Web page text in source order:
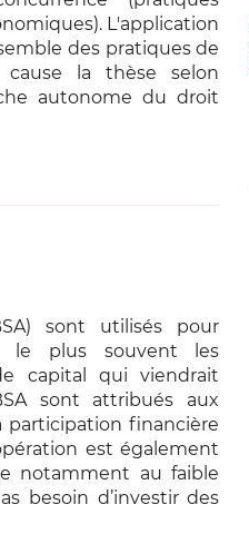
L'application
des pratiques de
la thèse selon
autonome du droit
sont utilisés pour
le plus souvent les
capital qui viendrait
sont attribués aux
participation financière
est également
notamment au faible
besoin d’investir des